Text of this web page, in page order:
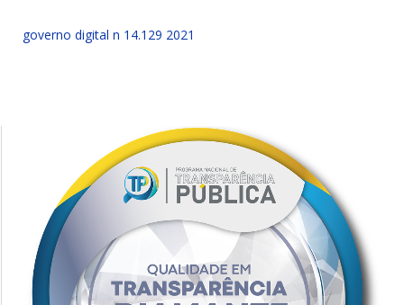
governo digital n 14.129 2021